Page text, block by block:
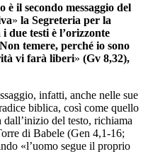
è il secondo messaggio del
» la Segreteria per la
due testi è l’orizzonte
Non temere, perché io sono
vi farà liberi» (Gv 8,32),
infatti, anche nelle sue
biblica, così come quello
del testo, richiama
di Babele (Gen 4,1-16;
«l’uomo segue il proprio